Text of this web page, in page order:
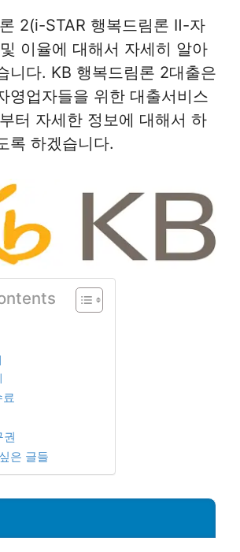
2(i-STAR 행복드림론 Ⅱ-자
이율에 대해서 자세히 알아
니다. KB 행복드림론 2대출은
영업자들을 위한 대출서비스
터 자세한 정보에 대해서 하
록 하겠습니다.
료
권
은 글들